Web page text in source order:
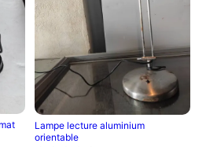
Lampe lecture aluminium
orientable